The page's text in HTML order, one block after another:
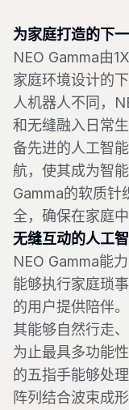
为家庭打造的下
NEO Gamma由
家庭环境设计的
人机器人不同，
和无缝融入日常
备先进的人工智
航，使其成为智
Gamma的软质针
全，确保在家庭
无缝互动的人工
NEO Gamma能
能够执行家庭琐
的用户提供陪伴
其能够自然行走
为止最具多功能
的五指手能够处
阵列结合波束成